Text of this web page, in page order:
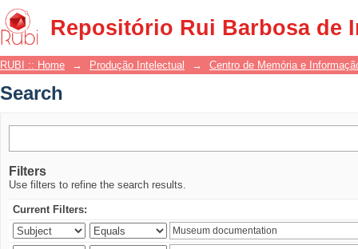
Repositório Rui Barbosa de
Search
RUBI :: Home → Produção Intelectual → Centro de Memória e
Search
Filters
Use filters to refine the search results.
Current Filters: